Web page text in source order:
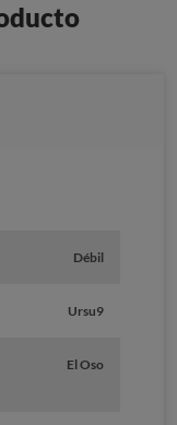
Débil
Ursu9
El Oso